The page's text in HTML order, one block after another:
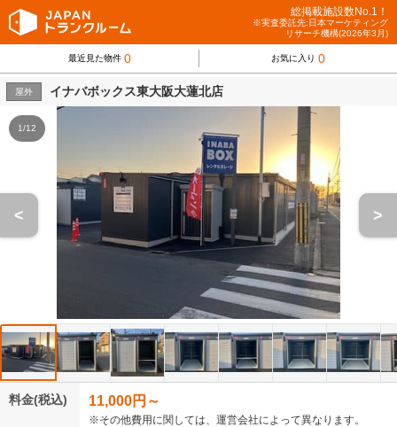
総掲載施設数No.1！
※実査委託先:日本マーケティング
リサーチ機構(2026年3月)
最近見た物件 0 お気に入り 0
屋外 イナバボックス東大阪大蓮北店
1/12
< >
料金(税込) 11,000円～
※その他費用に関しては、運営会社によって異なります。